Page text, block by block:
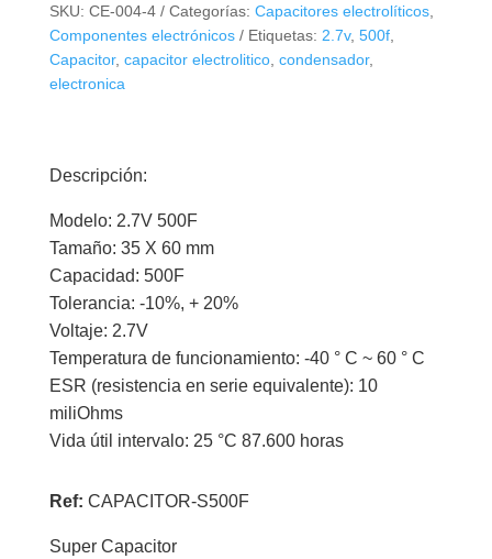
SKU: CE-004-4 Categorías: Capacitores electrolíticos,
Componentes electrónicos
Etiquetas: 2.7v, 500f,
Capacitor, capacitor electrolitico, condensador,
electronica
Descripción:
Modelo: 2.7V 500F
Tamaño: 35 X 60 mm
Capacidad: 500F
Tolerancia: -10%, + 20%
Voltaje: 2.7V
Temperatura de funcionamiento: -40 ° C ~ 60 ° C
ESR (resistencia en serie equivalente): 10
miliOhms
Vida útil intervalo: 25 °C 87.600 horas
Ref: CAPACITOR-S500F
Super Capacitor